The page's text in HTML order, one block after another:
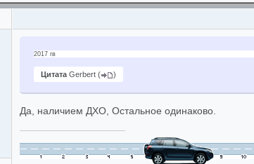
Цитата Gerbert ( )
2017 гв
Да, наличием ДХО, Остальное одинаково.